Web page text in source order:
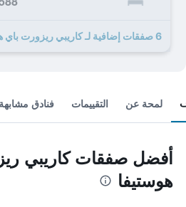
6 صفقات إضافية لـ كاريبي ريزورت باي هوستيفا
لمحة عن التقييمات فنادق مشابهة
أفضل صفقات كاريبي
هوستيفا